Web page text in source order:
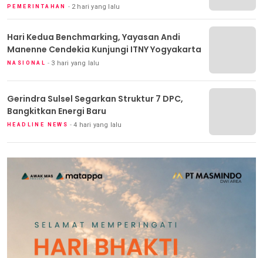
PEMERINTAHAN 2 hari yang lalu
Hari Kedua Benchmarking, Yayasan Andi
Manenne Cendekia Kunjungi ITNY Yogyakarta
NASIONAL 3 hari yang lalu
Gerindra Sulsel Segarkan Struktur 7 DPC,
Bangkitkan Energi Baru
HEADLINE NEWS 4 hari yang lalu